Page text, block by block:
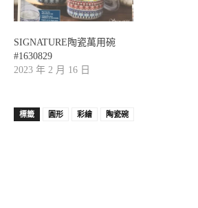
SIGNATURE陶瓷萬用碗
#1630829
2023 年 2 月 16 日
標籤 圓形 彩繪 陶瓷碗